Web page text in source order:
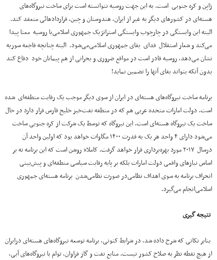
ژاپن و کره جنوبی است. به این جهت روسیه نتوانسته است برای ساخت نیروگاه‌های
هسته‌ای در کشورهای دیگر به غیر از ایران، هندوستان و چین، قراردادهائی منعقد کند.
البته این وابستگی در چارچوب وابستگی استراتژیک جمهوری اسلامی‌با روسیه معنا پیدا
می‌کند و شعار استقلال فدای بقای جمهوری اسلامی‌می‌شود. البته چنانچه فاجعه سوریه
نشان می‌دهد، روسیه قادر است در مواقع ضروری و بحرانی از هم پیمانان خود دفاع کند
بدون آنکه بتواند بقای آنها را تضمین نماید!
برنامه ساخت نیروگاه‌های هسته‌ای در ایران از سوی دیگر موجب یک رقابت منطقه‌ای شده
است. دولت امارات متحده عربی هم که در منطقه نفت‌خیز خلیج فارس قرار دارد در حال
ساخت یک نیروگاه هسته‌ای است. این نیروگاه که توسط یک شرکت از کره جنوبی ساخت
می‌شود دارای ۴ واحد هر یک به قدرت ۱۴۰۰ مگاوات خواهد بود که اولین واحد آن
درسال ۲۰۱۷ مورد بهره‌برداری قرار خواهد گرفت. کاملا” روشن است که این برنامه نه بر
اساس نیازهای واقعی دولت امارات بلکه بر پایه رقابت سیاسی منطقه‌ای و پیش‌بینی
انحراف برنامه به سوی اهداف نظامی‌در صورت نظامی‌شدن برنامه هسته‌ای جمهوری
اسلامی‌انجام می‌گیرد.
نتیجه گیری
بنابر نکاتی که شرح داده شد، در شرایط کنونی، برنامه توسعه نیروگاه‌های هسته‌ای درایران
از هیچ نقطه نظر به صلاح کشور نیست. منابع نفت و گاز فراوان، توام با نیروگاه‌های آبی،